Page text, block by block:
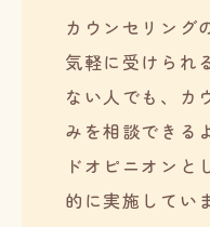
カウンセリング
気軽に受けられ
ない人でも、カ
みを相談できる
ドオピニオンと
的に実施してい